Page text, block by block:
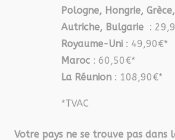
Pologne, Hongrie,
Autriche, Bulgarie :
Royaume-Uni : 49,90€*
Maroc : 60,50€*
La Réunion : 108,90€*
*TVAC
Votre pays ne se trouve pas dans